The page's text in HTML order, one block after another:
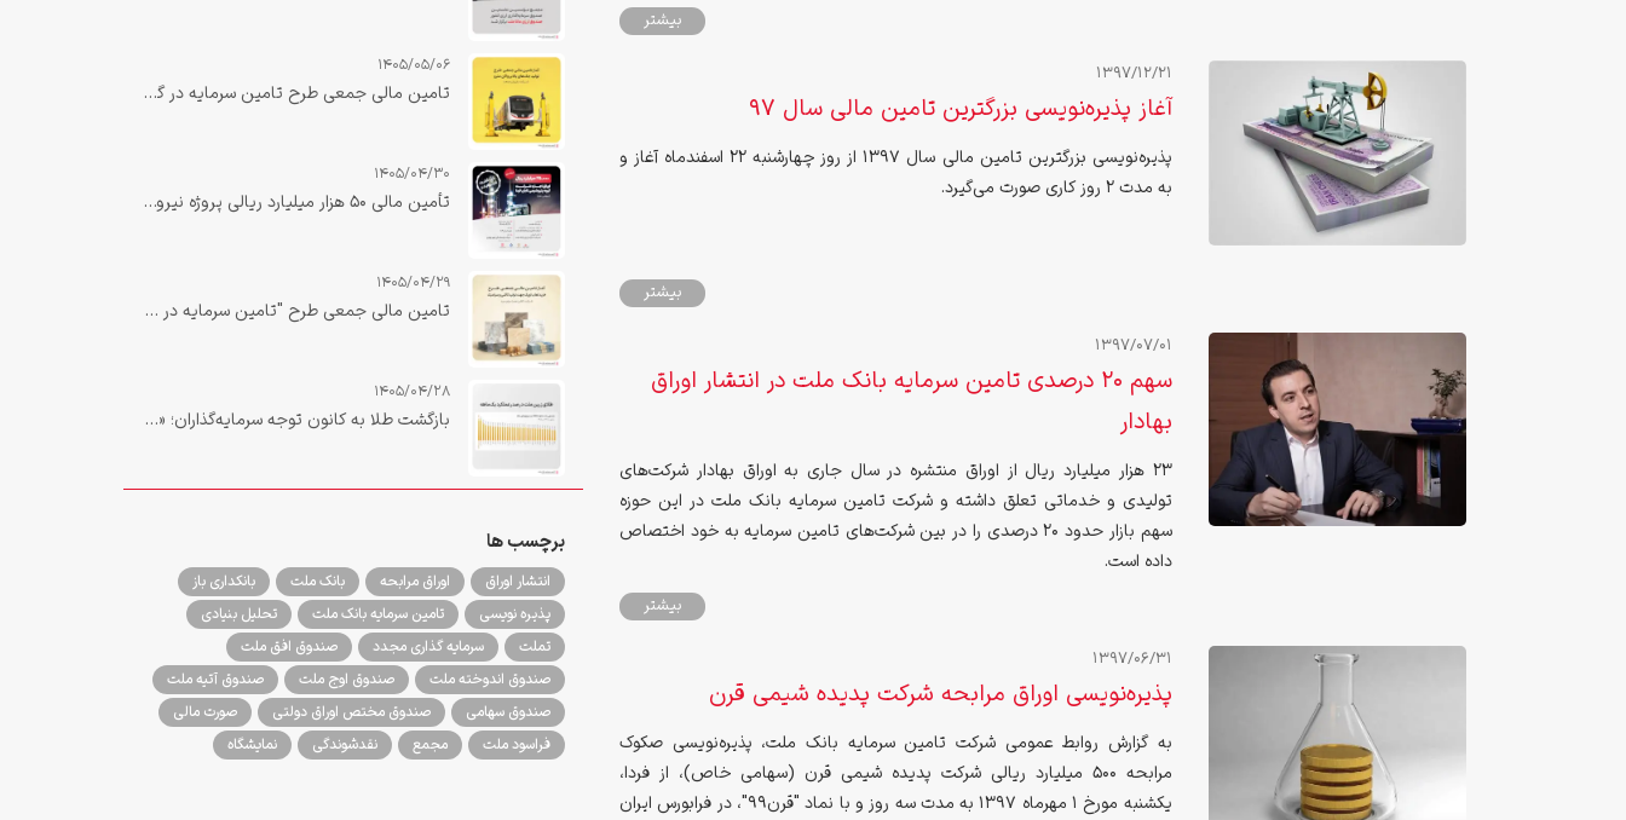
بیشتر
1397/12/21
آغاز پذیره‌نویسی بزرگترین تامین مالی سال 97
پذیره‌نویسی بزرگترین تامین مالی سال ۱۳۹۷ از روز چهارشنبه ۲۲ اسفند‌ماه آغاز و
به مدت ۲ روز کاری صورت می‌گیرد.
بیشتر
1397/07/01
سهم 20 درصدی تامین سرمایه بانک ملت در انتشار اوراق
بهادار
23 هزار میلیارد ریال از اوراق منتشره در سال جاری به اوراق بهادار شرکت‌های
تولیدی و خدماتی تعلق داشته و شرکت تامین سرمایه بانک ملت در این حوزه
سهم بازار حدود 20 درصدی را در بین شرکت‌های تامین سرمایه به خود اختصاص
داده است.
بیشتر
1397/06/31
پذیره‌نویسی اوراق مرابحه شرکت پدیده شیمی قرن
به گزارش روابط عمومی شرکت تامین سرمایه بانک ملت، پذیره‌نویسی صکوک
مرابحه 500 میلیارد ریالی شرکت پدیده شیمی قرن (سهامی خاص)، از فردا،
یکشنبه مورخ ۱ مهرماه ۱۳۹۷ به مدت سه روز و با نماد "قرن99"، در فرابورس ایران
1405/05/06
تامین مالی جمعی طرح تامین سرمایه در گردش جهت تولید جک‌های بالابر واگن مترو
1405/04/30
تأمین مالی ۵۰ هزار میلیارد ریالی پروژه نیروگاه صبا دهلران با نقش‌آفرینی تأمین سرمایه بانک ملت تکمیل شد
1405/04/29
تامین مالی جمعی طرح "تامین سرمایه در گردش خرید لعاب اوپک جهت تولید کاشی و سرامیک"
1405/04/28
بازگشت طلا به کانون توجه سرمایه‌گذاران؛ «زرین ملت» در صدر بازدهی یک‌ماهه صندوق‌های طلا
برچسب ها
انتشار اوراق اوراق مرابحه بانک ملت
بانکداری باز
پذیره نویسی
تامین سرمایه بانک ملت
تحلیل بنیادی
تملت
سرمایه گذاری مجدد
صندوق افق ملت
صندوق اندوخته ملت
صندوق اوج ملت
صندوق آتیه ملت
صندوق سهامی
صندوق مختص اوراق دولتی
صورت مالی
فراسود ملت
مجمع نقدشوندگی نمایشگاه